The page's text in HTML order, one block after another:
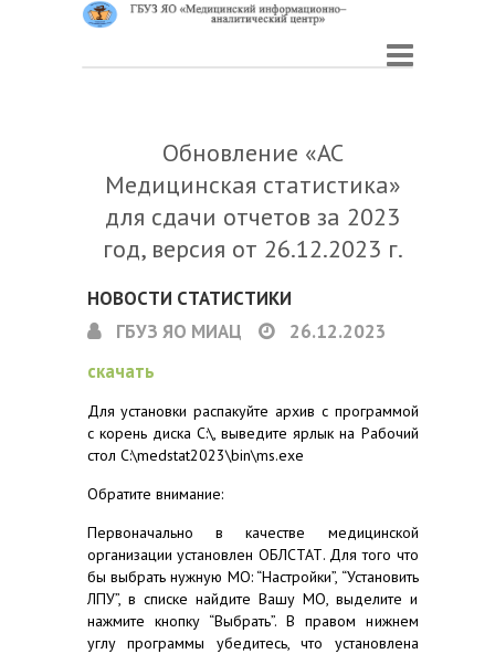
Обновление «АС
Медицинская статистика»
для сдачи отчетов за 2023
год, версия от 26.12.2023 г.
НОВОСТИ СТАТИСТИКИ
ГБУЗ ЯО МИАЦ
26.12.2023
скачать
Для установки распакуйте архив с программой
с корень диска C:\, выведите ярлык на Рабочий
стол C:\medstat2023\bin\ms.exe
Обратите внимание:
Первоначально в качестве медицинской
организации установлен ОБЛСТАТ. Для того что
бы выбрать нужную МО: “Настройки”, “Установить
ЛПУ”, в списке найдите Вашу МО, выделите и
нажмите кнопку “Выбрать”. В правом нижнем
углу программы убедитесь, что установлена